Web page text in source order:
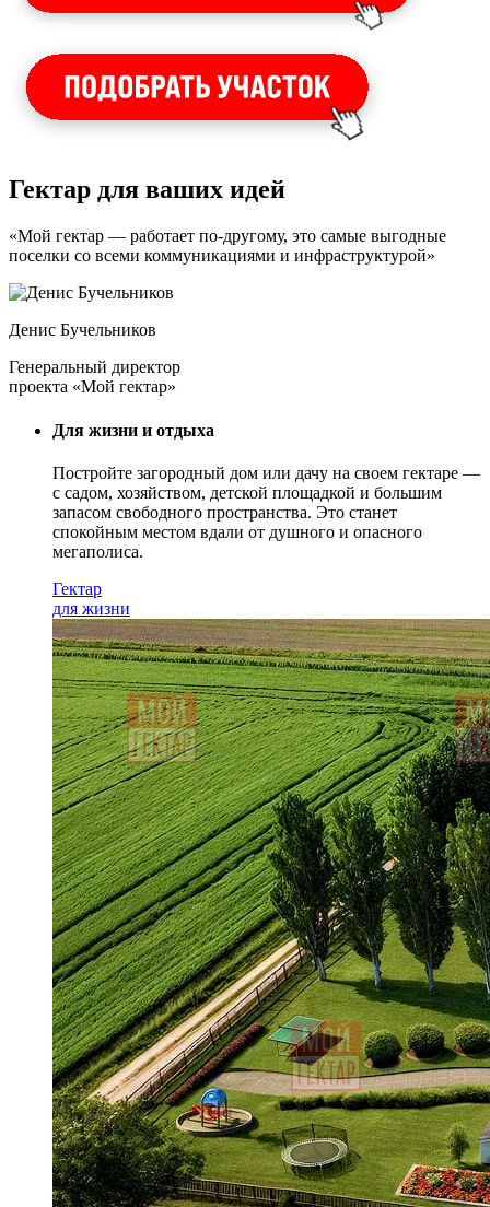
Гектар для ваших идей
«Мой гектар — работает по-другому, это самые выгодные
поселки со всеми коммуникациями и инфраструктурой»
Денис Бучельников
Генеральный директор
проекта «Мой гектар»
Для жизни и отдыха
Постройте загородный дом или дачу на своем гектаре —
с садом, хозяйством, детской площадкой и большим
запасом свободного пространства. Это станет
спокойным местом вдали от душного и опасного
мегаполиса.
Гектар
для жизни